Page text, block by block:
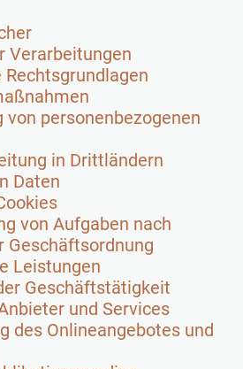
Verarbeitungen
personenbezogenen
in Drittländern
Daten
von Aufgaben nach
Geschäftsordnung
Leistungen
Geschäftstätigkeit
und Services
des Onlineangebotes und